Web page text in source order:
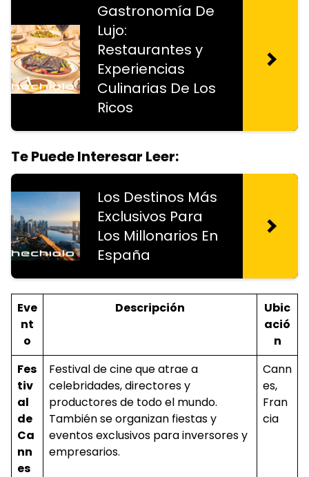
Gastronomía De
Lujo:
Restaurantes y
Experiencias
Culinarias De Los
Ricos
Te Puede Interesar Leer:
Los Destinos Más
Exclusivos Para
Los Millonarios En
España
Eve
nt
o
Descripción
Ubic
ació
n
Fes
tiv
al
de
Ca
nn
es
Festival de cine que atrae a
celebridades, directores y
productores de todo el mundo.
También se organizan fiestas y
eventos exclusivos para inversores y
empresarios.
Cann
es,
Fran
cia